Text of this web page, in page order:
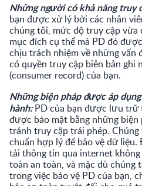
Những người có khả năng truy
bạn được xử lý bởi các nhân
chúng tôi, mức độ truy cập vừa
mục đích cụ thể mà PD đó
chịu trách nhiệm về những vấn
có quyền truy cập biên bản ghi
(consumer record) của bạn.
Những biện pháp được áp
hành:PD của bạn được lưu
được bảo mật bằng những
tránh truy cập trái phép.
chuẩn hợp lý để bảo vệ dữ
tải thông tin qua internet
toàn an toàn, và mặc dù chúng
trong việc bảo vệ PD của bạn,